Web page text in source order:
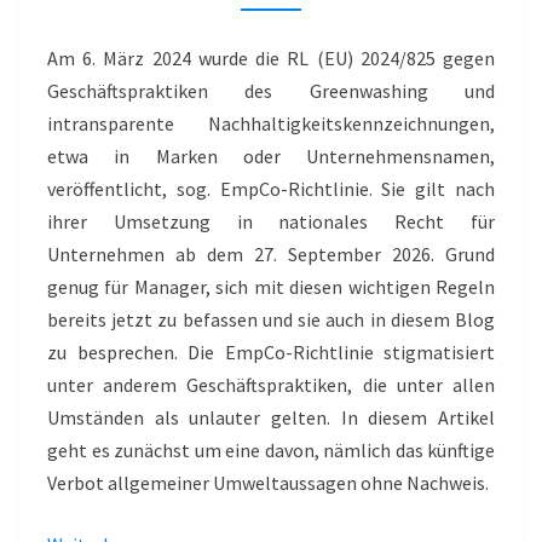
GREENWASHING
Am 6. März 2024 wurde die RL (EU) 2024/825 gegen
Geschäftspraktiken des Greenwashing und
intransparente Nachhaltigkeitskennzeichnungen,
etwa in Marken oder Unternehmensnamen,
veröffentlicht, sog. EmpCo-Richtlinie. Sie gilt nach
ihrer Umsetzung in nationales Recht für
Unternehmen ab dem 27. September 2026. Grund
genug für Manager, sich mit diesen wichtigen Regeln
bereits jetzt zu befassen und sie auch in diesem Blog
zu besprechen. Die EmpCo-Richtlinie stigmatisiert
unter anderem Geschäftspraktiken, die unter allen
Umständen als unlauter gelten. In diesem Artikel
geht es zunächst um eine davon, nämlich das künftige
Verbot allgemeiner Umweltaussagen ohne Nachweis.